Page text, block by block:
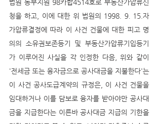
법원 동부지원 98카합4514호로 부동산가압류신
청을 하고, 이에 대한 위 법원의 1998. 9. 15.자
가압류결정에 따라 이 사건 건물에 대한 피고 명
의의 소유권보존등기 및 부동산가압류기입등기
가 이루어진 사실을 각 인정한 다음, 위와 같이
'전세금 또는 융자금으로 공사대금을 지불한다'는
이 사건 공사도급계약의 규정은, 이 사건 건물을
임대하거나 이를 담보로 융자를 받아야만 공사대
금을 지급한다는 이른바 공사대금 지급의 기한을